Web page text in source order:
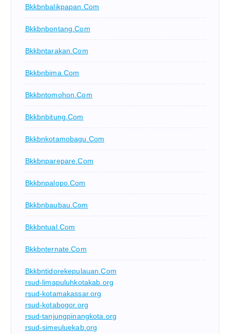
Bkkbnbalikpapan.com
Bkkbnbontang.com
Bkkbntarakan.com
Bkkbnbima.com
Bkkbntomohon.com
Bkkbnbitung.com
Bkkbnkotamobagu.com
Bkkbnparepare.com
Bkkbnpalopo.com
Bkkbnbaubau.com
Bkkbntual.com
Bkkbnternate.com
Bkkbntidorekepulauan.com
rsud-limapuluhkotakab.org
rsud-kotamakassar.org
rsud-kotabogor.org
rsud-tanjungpinangkota.org
rsud-simeuluekab.org